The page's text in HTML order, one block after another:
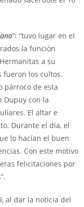
”: “tuvo lugar en el
la función
a su
fueron los cultos.
párroco de esta
Dupuy con la
El altar e
Durante el día, el
lo hacían el buen
Con este motivo
felicitaciones por
al dar la noticia del